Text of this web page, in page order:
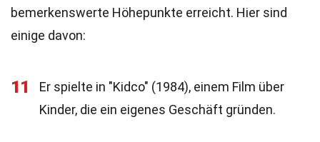
bemerkenswerte Höhepunkte erreicht. Hier sind
einige davon:
11
Er spielte in "Kidco" (1984), einem Film über
Kinder, die ein eigenes Geschäft gründen.